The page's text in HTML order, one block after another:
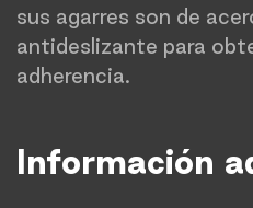
sus agarres son de
antideslizante para
adherencia.
Información